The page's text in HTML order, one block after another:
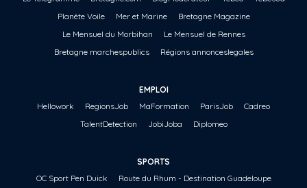
Planète Voile
Mer et Marine
Bretagne Magazine
Le Mensuel du Morbihan
Le Mensuel de Rennes
Bretagne marchespublics
Régions annonceslegales
EMPLOI
Hellowork
RegionsJob MaFormation ParisJob
Cadreo
TalentDetection
JobiJoba Diplomeo
SPORTS
OC Sport Pen Duick
Route du Rhum - Destination Guadeloupe